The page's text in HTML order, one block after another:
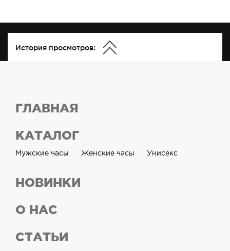
История просмотров:
ГЛАВНАЯ
КАТАЛОГ
Мужские часы Женские часы Унисекс
НОВИНКИ
О НАС
СТАТЬИ